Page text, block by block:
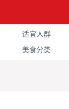
适宜人群
美食分类